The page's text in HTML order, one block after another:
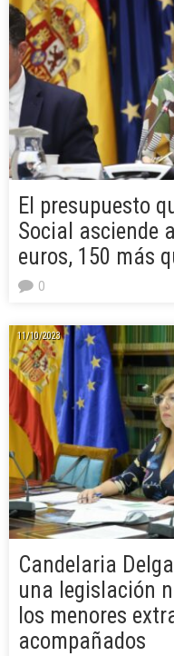
El presupuesto
Social asciende
euros, 150 más
0
11/10/2023
Candelaria
una legislación
los menores
acompañados